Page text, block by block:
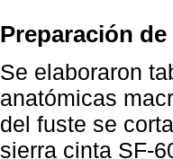
Preparación
Se elaboraron
anatómicas
del fuste se
sierra cinta SF-